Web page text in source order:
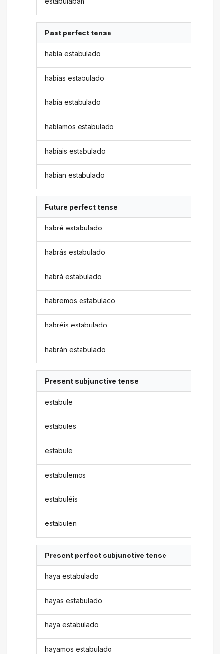
Past perfect tense
había estabulado
habías estabulado
había estabulado
habíamos estabulado
habíais estabulado
habían estabulado
Future perfect tense
habré estabulado
habrás estabulado
habrá estabulado
habremos estabulado
habréis estabulado
habrán estabulado
Present subjunctive tense
estabule
estabules
estabule
estabulemos
estabuléis
estabulen
Present perfect subjunctive tense
haya estabulado
hayas estabulado
haya estabulado
hayamos estabulado